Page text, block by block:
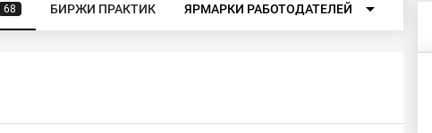
68 БИРЖИ ПРАКТИК ЯРМАРКИ РАБОТОДАТЕЛЕЙ arrow_drop_down